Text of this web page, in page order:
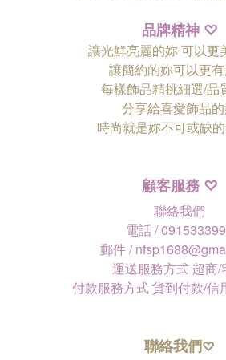
品牌精神 ♡
讓光鮮亮麗的妳 可以更
讓簡約的妳可以更
每樣飾品精挑細選/品
分享給喜愛飾品
時尚就是妳不可或缺
顧客服務 ♡
聯絡我們
電話 /
郵件 /
運送服務方式 超商/
付款服務方式 貨到付款/信
聯絡我們♡